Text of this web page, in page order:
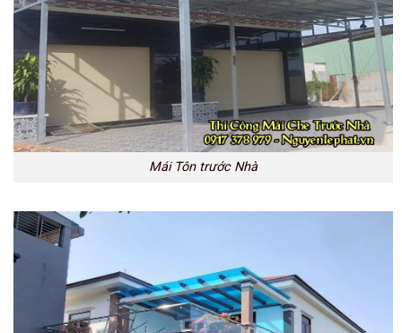
Mái Tôn trước Nhà